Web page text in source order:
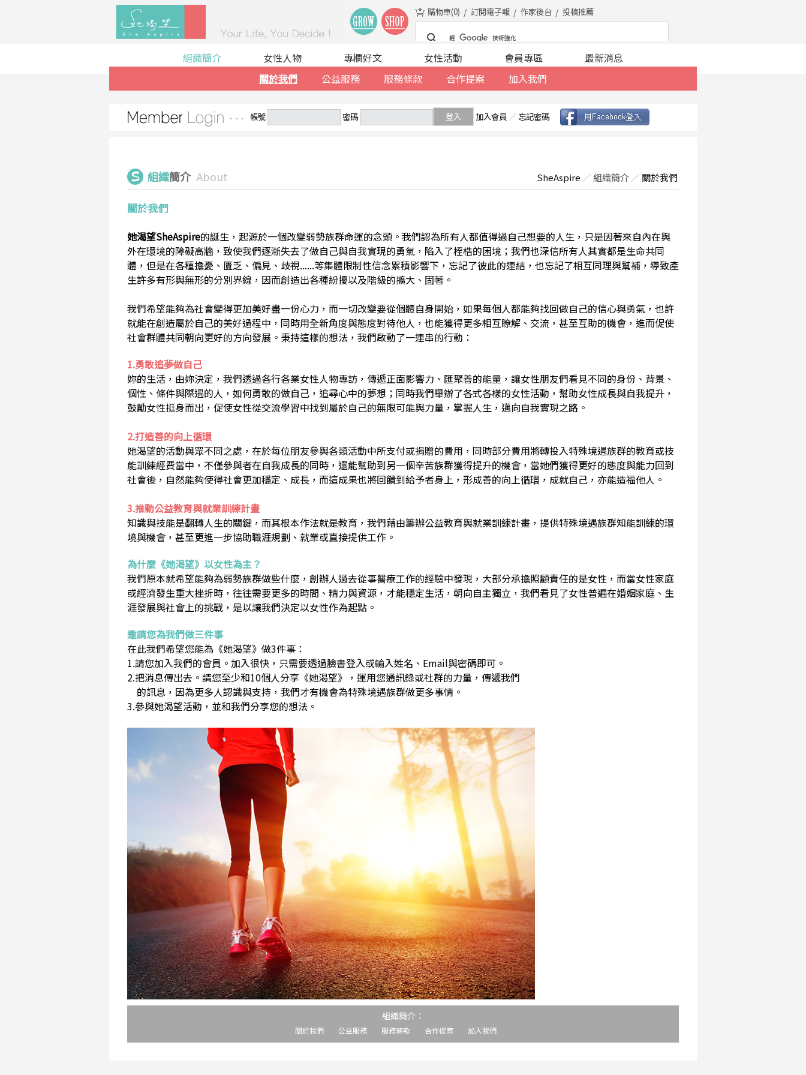
購物車(0) 訂閱電子報 作家後台 投稿推薦
組織簡介
關於我們
公益服務 服務條款 合作提案 加入我們
女性人物 專欄好文 女性活動 會員專區 最新消息
帳號 密碼 登入 加入會員 ／ 忘記密碼
組織簡介 About SheAspire ／組織簡介 ／ 關於我們
關於我們
她渴望SheAspire的誕生，起源於一個改變弱勢族群命運的念頭。我們認為所有人都值得過自己想要的人生，只是因著來自內在與
外在環境的障礙高牆，致使我們逐漸失去了做自己與自我實現的勇氣，陷入了桎梏的困境；我們也深信所有人其實都是生命共同
體，但是在各種擔憂、匱乏、偏見、歧視......等集體限制性信念累積影響下，忘記了彼此的連結，也忘記了相互同理與幫補，導致產
生許多有形與無形的分別界線，因而創造出各種紛擾以及階級的擴大、固著。
我們希望能夠為社會變得更加美好盡一份心力，而一切改變要從個體自身開始，如果每個人都能夠找回做自己的信心與勇氣，也許
就能在創造屬於自己的美好過程中，同時用全新角度與態度對待他人，也能獲得更多相互瞭解、交流，甚至互助的機會，進而促使
社會群體共同朝向更好的方向發展。秉持這樣的想法，我們啟動了一連串的行動：
1.勇敢追夢做自己
妳的生活，由妳決定，我們透過各行各業女性人物專訪，傳遞正面影響力、匯聚善的能量，讓女性朋友們看見不同的身份、背景、
個性、條件與際遇的人，如何勇敢的做自己，追尋心中的夢想；同時我們舉辦了各式各樣的女性活動，幫助女性成長與自我提升，
鼓勵女性挺身而出，促使女性從交流學習中找到屬於自己的無限可能與力量，掌握人生，邁向自我實現之路。
2.打造善的向上循環
她渴望的活動與眾不同之處，在於每位朋友參與各類活動中所支付或捐贈的費用，同時部分費用將轉投入特殊境遇族群的教育或技
能訓練經費當中，不僅參與者在自我成長的同時，還能幫助到另一個辛苦族群獲得提升的機會，當她們獲得更好的態度與能力回到
社會後，自然能夠使得社會更加穩定、成長，而這成果也將回饋到給予者身上，形成善的向上循環，成就自己，亦能造福他人。
3.推動公益教育與就業訓練計畫
知識與技能是翻轉人生的關鍵，而其根本作法就是教育，我們藉由籌辦公益教育與就業訓練計畫，提供特殊境遇族群知能訓練的環
境與機會，甚至更進一步協助職涯規劃、就業或直接提供工作。
為什麼《她渴望》以女性為主？
我們原本就希望能夠為弱勢族群做些什麼，創辦人過去從事醫療工作的經驗中發現，大部分承擔照顧責任的是女性，而當女性家庭
或經濟發生重大挫折時，往往需要更多的時間、精力與資源，才能穩定生活，朝向自主獨立，我們看見了女性普遍在婚姻家庭、生
涯發展與社會上的挑戰，是以讓我們決定以女性作為起點。
邀請您為我們做三件事
在此我們希望您能為《她渴望》做3件事：
1.請您加入我們的會員。加入很快，只需要透過臉書登入或輸入姓名、Email與密碼即可。
2.把消息傳出去。請您至少和10個人分享《她渴望》，運用您通訊錄或社群的力量，傳遞我們
的訊息，因為更多人認識與支持，我們才有機會為特殊境遇族群做更多事情。
3.參與她渴望活動，並和我們分享您的想法。
組織簡介：
關於我們 公益服務 服務條款 合作提案 加入我們